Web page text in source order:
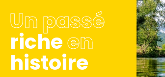
Un passé
richeen
histoire